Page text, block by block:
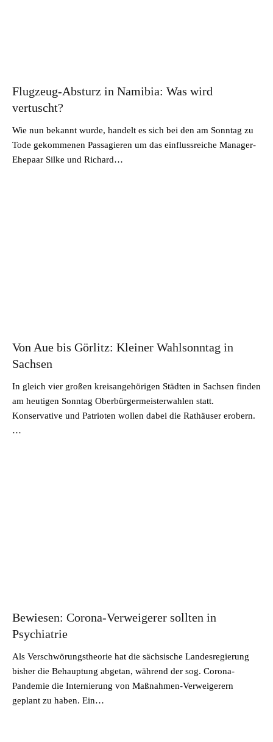
Flugzeug-Absturz in Namibia: Was wird
vertuscht?
Wie nun bekannt wurde, handelt es sich bei den am Sonntag zu
Tode gekommenen Passagieren um das einflussreiche Manager-
Ehepaar Silke und Richard…
Von Aue bis Görlitz: Kleiner Wahlsonntag in
Sachsen
In gleich vier großen kreisangehörigen Städten in Sachsen finden
am heutigen Sonntag Oberbürgermeisterwahlen statt.
Konservative und Patrioten wollen dabei die Rathäuser erobern.
…
Bewiesen: Corona-Verweigerer sollten in
Psychiatrie
Als Verschwörungstheorie hat die sächsische Landesregierung
bisher die Behauptung abgetan, während der sog. Corona-
Pandemie die Internierung von Maßnahmen-Verweigerern
geplant zu haben. Ein…